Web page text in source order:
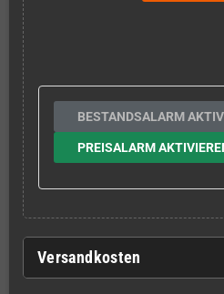
BESTANDSALARM
PREISALARM
Versandkosten